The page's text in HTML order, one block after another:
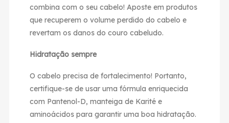
combina com o seu cabelo! Aposte em produtos
que recuperem o volume perdido do cabelo e
revertam os danos do couro cabeludo.
Hidratação sempre
O cabelo precisa de fortalecimento! Portanto,
certifique-se de usar uma fórmula enriquecida
com Pantenol-D, manteiga de Karité e
aminoácidos para garantir uma boa hidratação.